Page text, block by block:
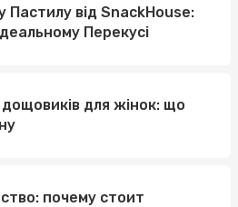
Пастилу від SnackHouse:
Перекусі
дощовиків для жінок: що
почему стоит